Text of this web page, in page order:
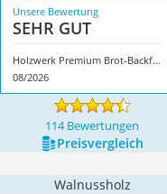
Unsere Bewertung
SEHR GUT
Holzwerk Premium Brot-Backform
08/2026
114 Bewertungen
Preis­vergleich
Walnussholz